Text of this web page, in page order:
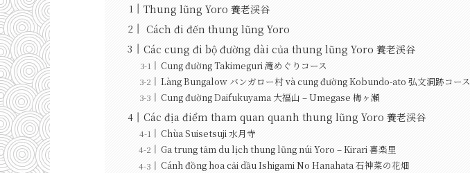
Thung lũng Yoro 養老渓谷
Cách đi đến thung lũng Yoro
Các cung đi bộ đường dài của thung lũng Yoro 養老渓谷
Cung đường Takimeguri 滝めぐりコース
Làng Bungalow バンガロー村 và cung đường Kobundo-ato 弘文洞跡コース
Cung đường Daifukuyama 大福山 – Umegase 梅ヶ瀬
Các địa điểm tham quan quanh thung lũng Yoro 養老渓谷
Chùa Suisetsuji 水月寺
Ga trung tâm du lịch thung lũng núi Yoro – Kirari 喜楽里
Cánh đồng hoa cải dầu Ishigami No Hanahata 石神菜の花畑